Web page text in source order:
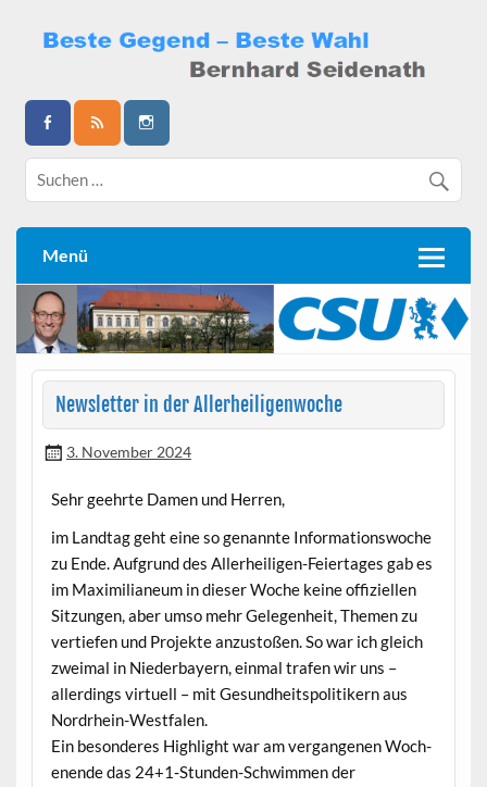
content
Bernhard Seidenath
Menü
Newsletter in der Allerheiligenwoche
3. November 2024
Sehr geehrte Damen und Herren,
im Land­tag geht eine so genan­nte Infor­ma­tionswoche
zu Ende. Auf­grund des Aller­heili­gen-Feiertages gab es
im Max­i­m­il­ia­neum in dieser Woche keine offiziellen
Sitzun­gen, aber umso mehr Gele­gen­heit, The­men zu
ver­tiefen und Pro­jek­te anzus­toßen. So war ich gle­ich
zweimal in Nieder­bay­ern, ein­mal trafen wir uns –
allerd­ings virtuell – mit Gesund­heit­spoli­tik­ern aus
Nordrhein-Westfalen.
Ein beson­deres High­light war am ver­gan­genen Woch­
enende das 24+1‑Stunden-Schwimmen der